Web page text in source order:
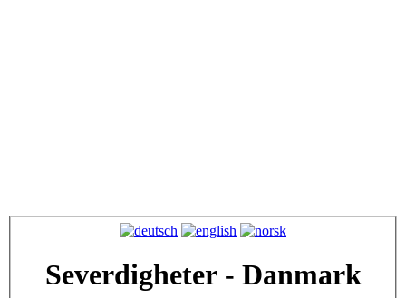
Severdigheter - Danmark